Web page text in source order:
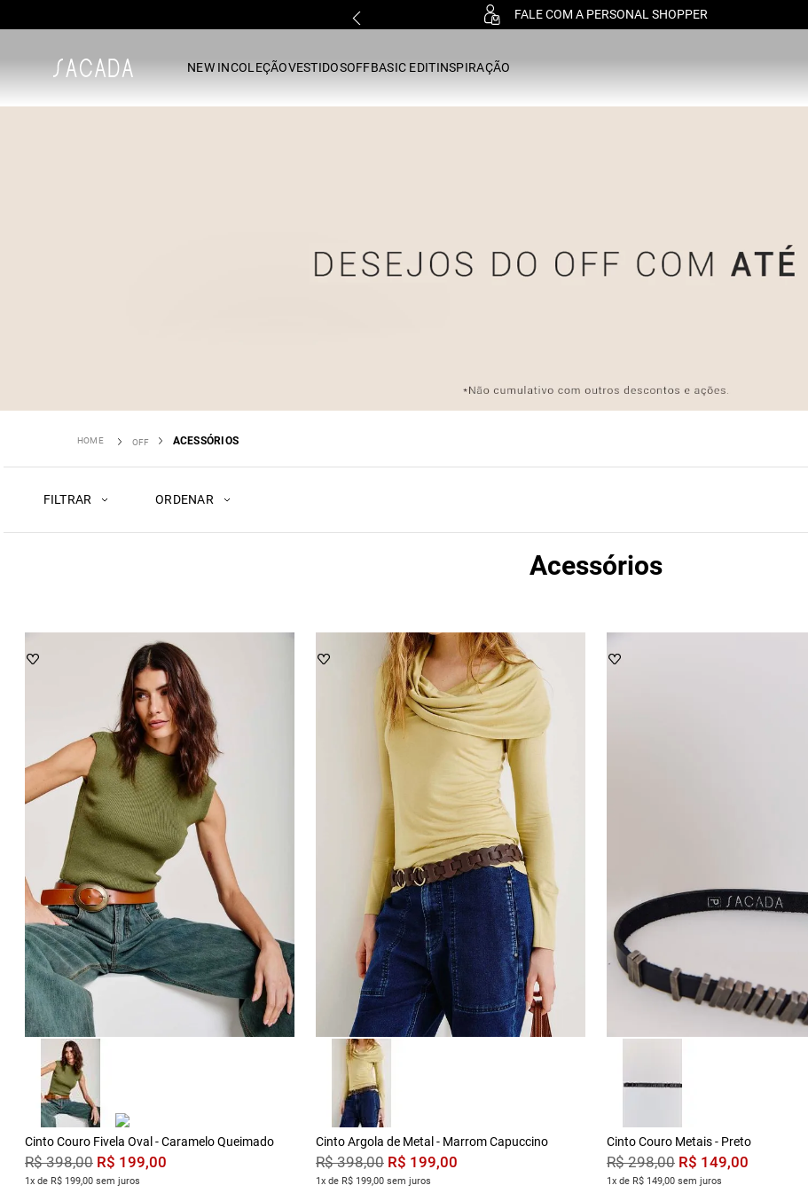
RETIRE GRÁTIS EM LOJA FÍSICA
NEW INCOLEÇÃOVESTIDOSOFFBASIC EDITINSPIRAÇÃO
OFF ACESSÓRIOS
FILTRAR ORDENAR
Acessórios
Cinto Couro Fivela Oval - Caramelo Queimado
R$ 398,00 R$ 199,00
1x de R$ 199,00 sem juros
Cinto Argola de Metal - Marrom Capuccino
R$ 398,00 R$ 199,00
1x de R$ 199,00 sem juros
Cinto Couro Metais - Preto
R$ 298,00 R$ 149,00
1x de R$ 149,00 sem juros
vestido midi